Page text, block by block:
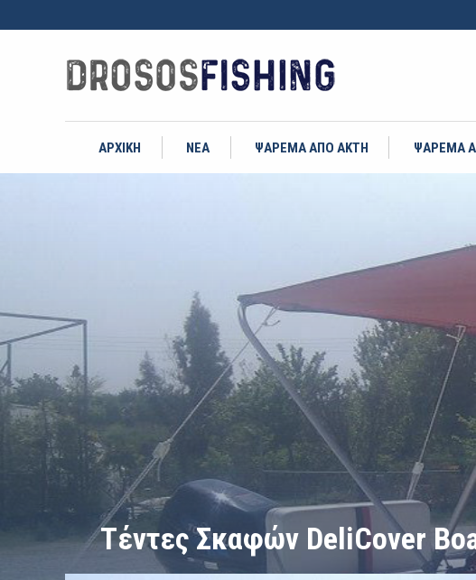
ΑΡΧΙΚΗ ΝΕΑ ΨΑΡΕΜΑ ΑΠΟ ΑΚΤΗ ΨΑΡΕΜΑ
Τέντες Σκαφών DeliCover